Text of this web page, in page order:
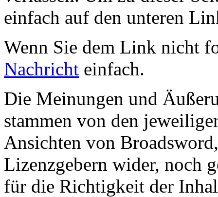
einfach auf den unteren
Wenn Sie dem Link nicht
Nachricht einfach.
Die Meinungen und
stammen von den
Ansichten von
Lizenzgebern wider, noch
für die Richtigkeit der